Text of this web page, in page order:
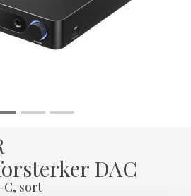
DAC
C, sort